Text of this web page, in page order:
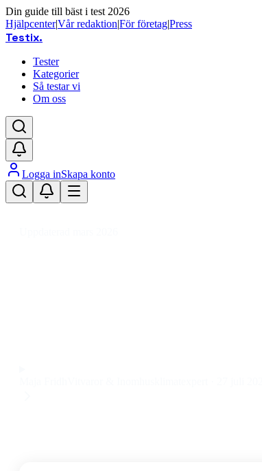
Din guide till bäst i test 2026
Hjälpcenter|Vår redaktion|För företag|Press
Testix.
Tester
Kategorier
Så testar vi
Om oss
Logga inSkapa konto